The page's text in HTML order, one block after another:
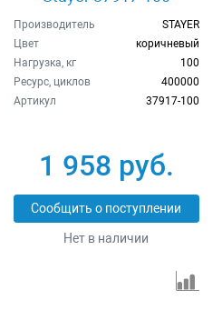
Производитель
STAYER
Цвет
коричневый
Нагрузка, кг
100
Ресурс, циклов
400000
Артикул
37917-100
1 958 руб.
Сообщить о поступлении
Нет в наличии